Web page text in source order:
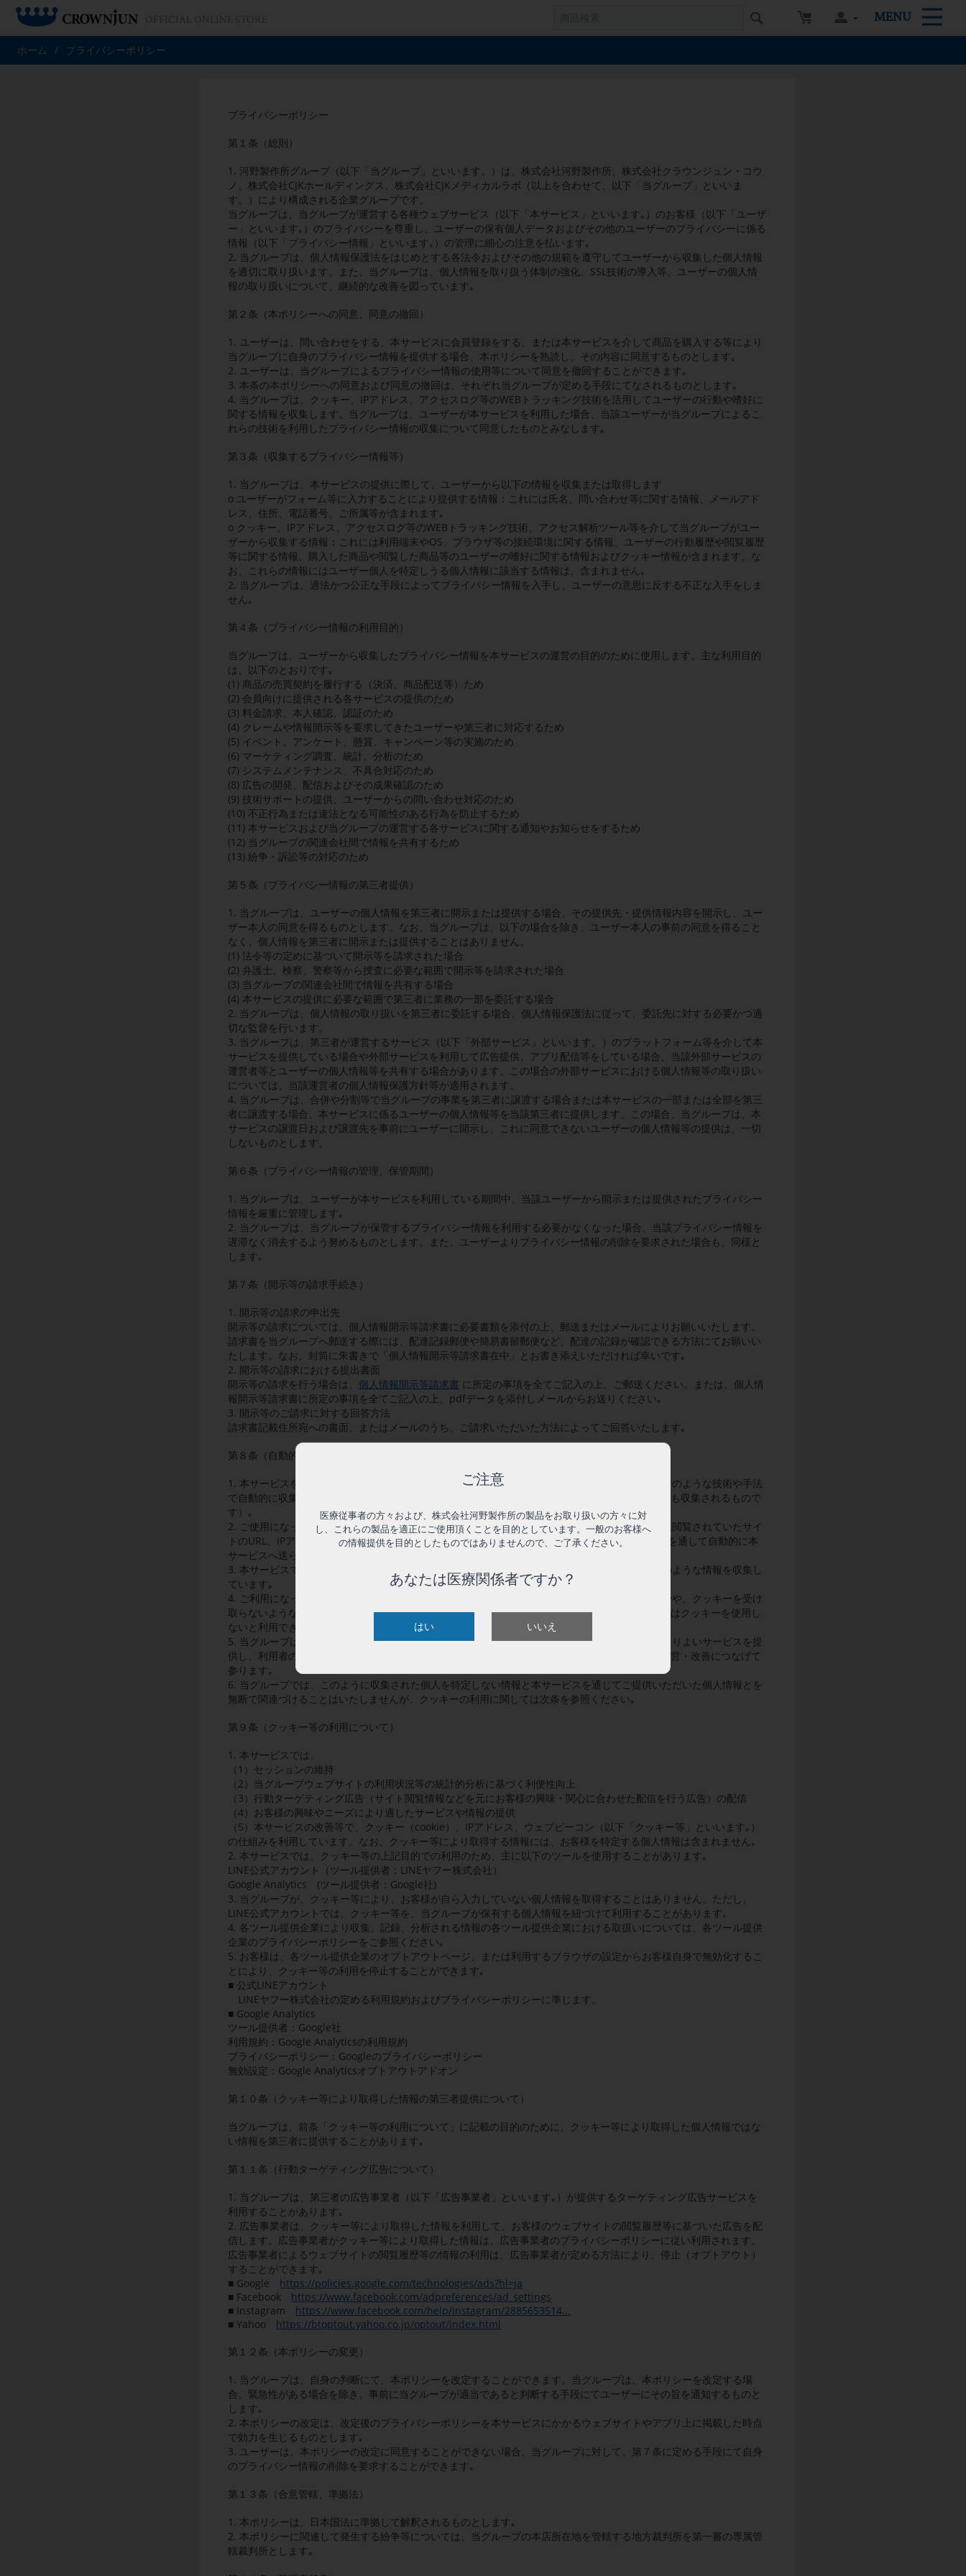
MENU
ホーム / プライバシーポリシー
プライバシーポリシー
第１条（総則）
1. 河野製作所グループ（以下「当グループ」といいます。）は、株式会社河野製作所、株式会社クラウンジュン・コウ
ノ、株式会社CJKホールディングス、株式会社CJKメディカルラボ（以上を合わせて、以下「当グループ」といいま
す。）により構成される企業グループです。
当グループは、当グループが運営する各種ウェブサービス（以下「本サービス」といいます｡）のお客様（以下「ユーザ
ー」といいます｡）のプライバシーを尊重し、ユーザーの保有個人データおよびその他のユーザーのプライバシーに係る
情報（以下「プライバシー情報」といいます｡）の管理に細心の注意を払います｡
2. 当グループは、個人情報保護法をはじめとする各法令およびその他の規範を遵守してユーザーから収集した個人情報
を適切に取り扱います。また、当グループは、個人情報を取り扱う体制の強化、SSL技術の導入等、ユーザーの個人情
報の取り扱いについて、継続的な改善を図っています｡
第２条（本ポリシーへの同意、同意の撤回）
1. ユーザーは、問い合わせをする、本サービスに会員登録をする、または本サービスを介して商品を購入する等により
当グループに自身のプライバシー情報を提供する場合、本ポリシーを熟読し、その内容に同意するものとします｡
2. ユーザーは、当グループによるプライバシー情報の使用等について同意を撤回することができます｡
3. 本条の本ポリシーへの同意および同意の撤回は、それぞれ当グループが定める手段にてなされるものとします｡
4. 当グループは、クッキー、IPアドレス、アクセスログ等のWEBトラッキング技術を活用してユーザーの行動や嗜好に
関する情報を収集します。当グループは、ユーザーが本サービスを利用した場合、当該ユーザーが当グループによるこ
れらの技術を利用したプライバシー情報の収集について同意したものとみなします｡
第３条（収集するプライバシー情報等）
1. 当グループは、本サービスの提供に際して、ユーザーから以下の情報を収集または取得します
o ユーザーがフォーム等に入力することにより提供する情報：これには氏名、問い合わせ等に関する情報、メールアド
レス、住所、電話番号、ご所属等が含まれます｡
o クッキー、IPアドレス、アクセスログ等のWEBトラッキング技術、アクセス解析ツール等を介して当グループがユー
ザーから収集する情報：これには利用端末やOS、ブラウザ等の接続環境に関する情報、ユーザーの行動履歴や閲覧履歴
等に関する情報、購入した商品や閲覧した商品等のユーザーの嗜好に関する情報およびクッキー情報が含まれます。な
お、これらの情報にはユーザー個人を特定しうる個人情報に該当する情報は、含まれません｡
2. 当グループは、適法かつ公正な手段によってプライバシー情報を入手し、ユーザーの意思に反する不正な入手をしま
せん｡
第４条（プライバシー情報の利用目的）
当グループは、ユーザーから収集したプライバシー情報を本サービスの運営の目的のために使用します。主な利用目的
は、以下のとおりです｡
(1) 商品の売買契約を履行する（決済、商品配送等）ため
(2) 会員向けに提供される各サービスの提供のため
(3) 料金請求、本人確認、認証のため
(4) クレームや情報開示等を要求してきたユーザーや第三者に対応するため
(5) イベント、アンケート、懸賞、キャンペーン等の実施のため
(6) マーケティング調査、統計、分析のため
(7) システムメンテナンス、不具合対応のため
(8) 広告の開発、配信およびその成果確認のため
(9) 技術サポートの提供、ユーザーからの問い合わせ対応のため
(10) 不正行為または違法となる可能性のある行為を防止するため
(11) 本サービスおよび当グループの運営する各サービスに関する通知やお知らせをするため
(12) 当グループの関連会社間で情報を共有するため
(13) 紛争・訴訟等の対応のため
第５条（プライバシー情報の第三者提供）
1. 当グループは、ユーザーの個人情報を第三者に開示または提供する場合、その提供先・提供情報内容を開示し、ユー
ザー本人の同意を得るものとします。なお、当グループは、以下の場合を除き、ユーザー本人の事前の同意を得ること
なく、個人情報を第三者に開示または提供することはありません。
(1) 法令等の定めに基づいて開示等を請求された場合
(2) 弁護士、検察、警察等から捜査に必要な範囲で開示等を請求された場合
(3) 当グループの関連会社間で情報を共有する場合
(4) 本サービスの提供に必要な範囲で第三者に業務の一部を委託する場合
2. 当グループは、個人情報の取り扱いを第三者に委託する場合、個人情報保護法に従って、委託先に対する必要かつ適
切な監督を行います。
3. 当グループは、第三者が運営するサービス（以下「外部サービス」といいます。）のプラットフォーム等を介して本
サービスを提供している場合や外部サービスを利用して広告提供、アプリ配信等をしている場合、当該外部サービスの
運営者等とユーザーの個人情報等を共有する場合があります。この場合の外部サービスにおける個人情報等の取り扱い
については、当該運営者の個人情報保護方針等が適用されます。
4. 当グループは、合併や分割等で当グループの事業を第三者に譲渡する場合または本サービスの一部または全部を第三
者に譲渡する場合、本サービスに係るユーザーの個人情報等を当該第三者に提供します。この場合、当グループは、本
サービスの譲渡日および譲渡先を事前にユーザーに開示し、これに同意できないユーザーの個人情報等の提供は、一切
しないものとします。
第６条（プライバシー情報の管理、保管期間）
1. 当グループは、ユーザーが本サービスを利用している期間中、当該ユーザーから開示または提供されたプライバシー
情報を厳重に管理します｡
2. 当グループは、当グループが保管するプライバシー情報を利用する必要がなくなった場合、当該プライバシー情報を
遅滞なく消去するよう努めるものとします。また、ユーザーよりプライバシー情報の削除を要求された場合も、同様と
します｡
第７条（開示等の請求手続き）
1. 開示等の請求の申出先
開示等の請求については、個人情報開示等請求書に必要書類を添付の上、郵送またはメールによりお願いいたします。
請求書を当グループへ郵送する際には、配達記録郵便や簡易書留郵便など、配達の記録が確認できる方法にてお願いい
たします。なお、封筒に朱書きで「個人情報開示等請求書在中」とお書き添えいただければ幸いです｡
2. 開示等の請求における提出書面
開示等の請求を行う場合は、個人情報開示等請求書 に所定の事項を全てご記入の上、ご郵送ください。または、個人情
報開示等請求書に所定の事項を全てご記入の上、pdfデータを添付しメールからお送りください｡
3. 開示等のご請求に対する回答方法
請求書記載住所宛への書面、またはメールのうち、ご請求いただいた方法によってご回答いたします｡
第８条（自動的に収集される情報について）
1. 本サービスをご利用になった場合、個人を特定しない一定の情報がクッキー、アクセスログ解析のような技術や手法
で自動的に収集されることがあります（これらの情報はサイト利用者が自ら提供しようとしなくても収集されるもので
す）｡
2. ご使用になっているコンピュータのインターネットブラウザのバージョン、本サービスの直前に閲覧されていたサイ
トのURL、IPアドレス等の個人を特定しない情報は、ご使用になっているインターネットブラウザを通して自動的に本
サービスへ送られています｡
3. 本サービスでは、ご利用になっているコンピュータからクッキーを通じて個人を特定しないこのような情報を収集し
ています｡
4. ご利用になっているインターネットブラウザでは、クッキーが送られてきたことを知らせる場合や、クッキーを受け
取らないような設定をすることが可能な場合もありますが、本サービスの特定のサービスについてはクッキーを使用し
ないと利用できない場合があります｡
5. 当グループは、本サービスを通じてこのような情報を収集することで、本サービスの利用者によりよいサービスを提
供し、利用者の嗜好に応じたカスタマイズ、統計分析による傾向把握などに活用し、サービスの運営・改善につなげて
参ります｡
6. 当グループでは、このように収集された個人を特定しない情報と本サービスを通じてご提供いただいた個人情報とを
無断で関連づけることはいたしませんが、クッキーの利用に関しては次条を参照ください｡
第９条（クッキー等の利用について）
1. 本サービスでは、
（1）セッションの維持
（2）当グループウェブサイトの利用状況等の統計的分析に基づく利便性向上
（3）行動ターゲティング広告（サイト閲覧情報などを元にお客様の興味・関心に合わせた配信を行う広告）の配信
（4）お客様の興味やニーズにより適したサービスや情報の提供
（5）本サービスの改善等で、クッキー（cookie）、IPアドレス、ウェブビーコン（以下「クッキー等」といいます｡）
の仕組みを利用しています。なお、クッキー等により取得する情報には、お客様を特定する個人情報は含まれません｡
2. 本サービスでは、クッキー等の上記目的での利用のため、主に以下のツールを使用することがあります｡
LINE公式アカウント（ツール提供者：LINEヤフー株式会社）
Google Analytics (ツール提供者：Google社)
3. 当グループが、クッキー等により、お客様が自ら入力していない個人情報を取得することはありません。ただし、
LINE公式アカウントでは、クッキー等を、当グループが保有する個人情報を紐づけて利用することがあります｡
4. 各ツール提供企業により収集、記録、分析される情報の各ツール提供企業における取扱いについては、各ツール提供
企業のプライバシーポリシーをご参照ください｡
5. お客様は、各ツール提供企業のオプトアウトページ、または利用するブラウザの設定からお客様自身で無効化するこ
とにより、クッキー等の利用を停止することができます｡
■ 公式LINEアカウント
LINEヤフー株式会社の定める利用規約およびプライバシーポリシーに準じます。
■ Google Analytics
ツール提供者：Google社
利用規約：Google Analyticsの利用規約
プライバシーポリシー：Googleのプライバシーポリシー
無効設定：Google Analyticsオプトアウトアドオン
第１０条（クッキー等により取得した情報の第三者提供について）
当グループは、前条「クッキー等の利用について」に記載の目的のために、クッキー等により取得した個人情報ではな
い情報を第三者に提供することがあります｡
第１１条（行動ターゲティング広告について）
1. 当グループは、第三者の広告事業者（以下「広告事業者」といいます｡）が提供するターゲティング広告サービスを
利用することがあります｡
2. 広告事業者は、クッキー等により取得した情報を利用して、お客様のウェブサイトの閲覧履歴等に基づいた広告を配
信します。広告事業者がクッキー等により取得した情報は、広告事業者のプライバシーポリシーに従い利用されます。
広告事業者によるウェブサイトの閲覧履歴等の情報の利用は、広告事業者が定める方法により、停止（オプトアウト）
することができます｡
■ Google https://policies.google.com/technologies/ads?hl=ja
■ Facebook https://www.facebook.com/adpreferences/ad_settings
■ Instagram https://www.facebook.com/help/instagram/2885653514...
■ Yahoo https://btoptout.yahoo.co.jp/optout/index.html
第１２条（本ポリシーの変更）
1. 当グループは、自身の判断にて、本ポリシーを改定することができます。当グループは、本ポリシーを改定する場
合、緊急性がある場合を除き、事前に当グループが適当であると判断する手段にてユーザーにその旨を通知するものと
します｡
2. 本ポリシーの改定は、改定後のプライバシーポリシーを本サービスにかかるウェブサイトやアプリ上に掲載した時点
で効力を生じるものとします｡
3. ユーザーは、本ポリシーの改定に同意することができない場合、当グループに対して、第７条に定める手段にて自身
のプライバシー情報の削除を要求することができます｡
第１３条（合意管轄、準拠法）
1. 本ポリシーは、日本国法に準拠して解釈されるものとします｡
2. 本ポリシーに関連して発生する紛争等については、当グループの本店所在地を管轄する地方裁判所を第一審の専属管
轄裁判所とします｡
ご注意
医療従事者の方々および、株式会社河野製作所の製品をお取り扱いの方々に対
し、これらの製品を適正にご使用頂くことを目的としています。一般のお客様へ
の情報提供を目的としたものではありませんので、ご了承ください。
あなたは医療関係者ですか？
はい いいえ